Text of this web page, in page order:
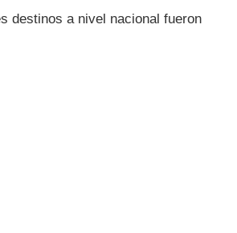
destinos a nivel nacional fueron